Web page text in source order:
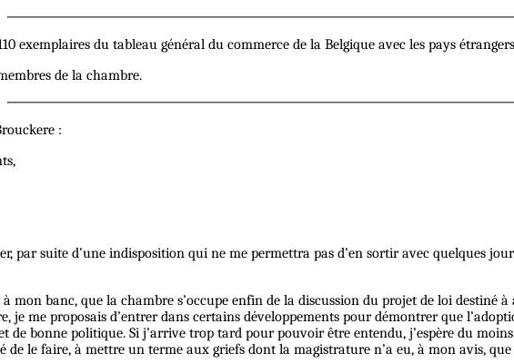
exemplaires du tableau général du commerce de la Belgique avec les pays
de la chambre.
:
par suite d’une indisposition qui ne me permettra pas d’en sortir avec quelques
mon banc, que la chambre s’occupe enfin de la discussion du projet de loi destiné
je me proposais d’entrer dans certains développements pour démontrer que
de bonne politique. Si j’arrive trop tard pour pouvoir être entendu, j’espère du
le faire, à mettre un terme aux griefs dont la magistrature n’a eu, à mon avis,